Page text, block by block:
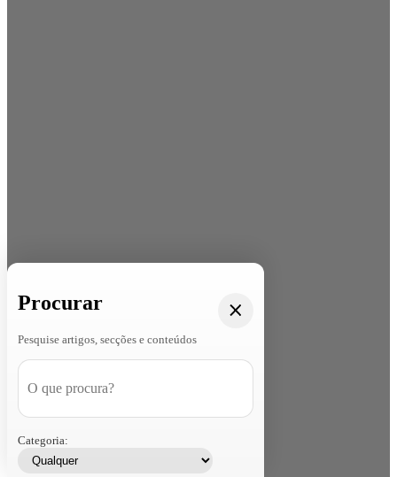
Procurar
Pesquise artigos, secções e conteúdos
Categoria: